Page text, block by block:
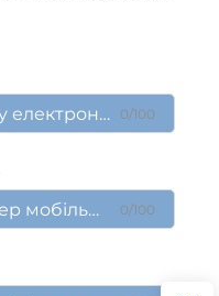
0/100
0/100